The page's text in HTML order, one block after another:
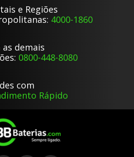
e Regiões
4000-1860
as demais
0800-448-8080
com
Rápido